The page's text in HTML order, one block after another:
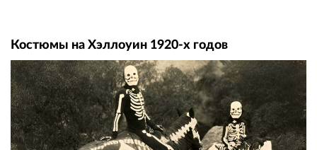
Костюмы на Хэллоуин 1920-х годов